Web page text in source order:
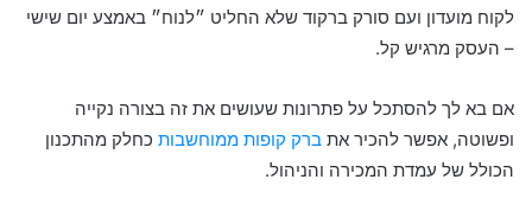
לקוח מועדון ועם סורק ברקוד שלא החליט ״לנוח״ באמצע יום שישי
– העסק מרגיש קל.
אם בא לך להסתכל על פתרונות שעושים את זה בצורה נקייה
ופשוטה, אפשר להכיר את ברק קופות ממוחשבות כחלק מהתכנון
הכולל של עמדת המכירה והניהול.